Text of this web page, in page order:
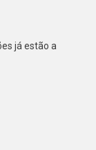
já estão a